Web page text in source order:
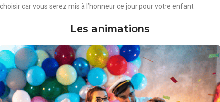
choisir car vous serez mis à l’honneur ce jour pour votre enfant.
Les animations